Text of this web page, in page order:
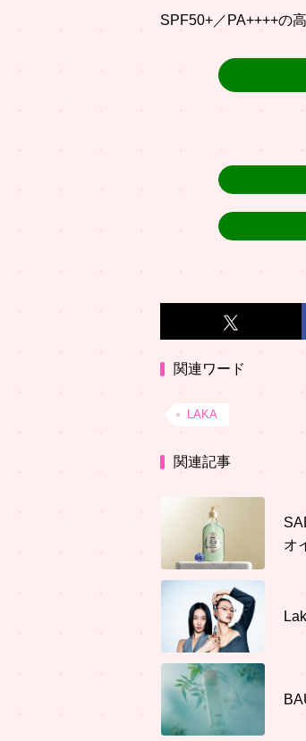
SPF50+／PA++++の
関連ワード
LAKA
関連記事
オ